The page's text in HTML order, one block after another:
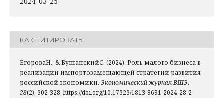
КАК ЦИТИРОВАТЬ
ЕгороваН., & БушанскийС. (2024). Роль малого бизнеса в
реализации импортозамещающей стратегии развития
российской экономики. Экономический журнал ВШЭ,
28(2), 302-328. https://doi.org/10.17323/1813-8691-2024-28-2-